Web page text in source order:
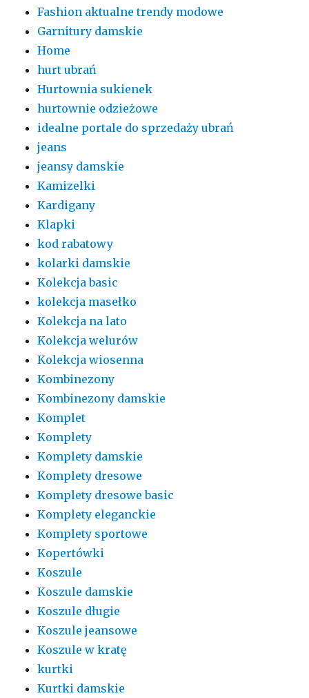
Fashion aktualne trendy modowe
Garnitury damskie
Home
hurt ubrań
Hurtownia sukienek
hurtownie odzieżowe
idealne portale do sprzedaży ubrań
jeans
jeansy damskie
Kamizelki
Kardigany
Klapki
kod rabatowy
kolarki damskie
Kolekcja basic
kolekcja masełko
Kolekcja na lato
Kolekcja welurów
Kolekcja wiosenna
Kombinezony
Kombinezony damskie
Komplet
Komplety
Komplety damskie
Komplety dresowe
Komplety dresowe basic
Komplety eleganckie
Komplety sportowe
Kopertówki
Koszule
Koszule damskie
Koszule długie
Koszule jeansowe
Koszule w kratę
kurtki
Kurtki damskie